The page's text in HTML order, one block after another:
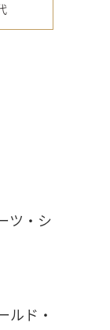
ツ・シ
ルド・